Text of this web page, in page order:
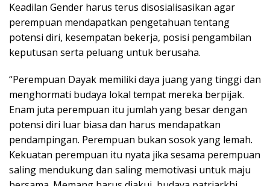
Keadilan Gender harus terus disosialisasikan agar
perempuan mendapatkan pengetahuan tentang
potensi diri, kesempatan bekerja, posisi pengambilan
keputusan serta peluang untuk berusaha.
“Perempuan Dayak memiliki daya juang yang tinggi dan
menghormati budaya lokal tempat mereka berpijak.
Enam juta perempuan itu jumlah yang besar dengan
potensi diri luar biasa dan harus mendapatkan
pendampingan. Perempuan bukan sosok yang lemah.
Kekuatan perempuan itu nyata jika sesama perempuan
saling mendukung dan saling memotivasi untuk maju